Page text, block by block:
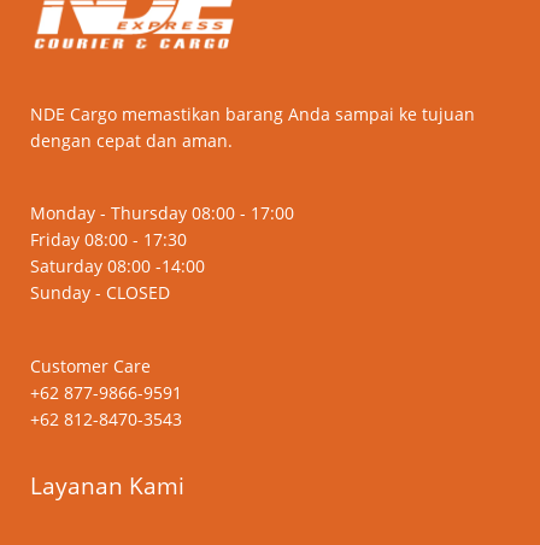
NDE Cargo memastikan barang Anda sampai ke tujuan
dengan cepat dan aman.
Monday - Thursday 08:00 - 17:00
Friday 08:00 - 17:30
Saturday 08:00 -14:00
Sunday - CLOSED
Customer Care
+62 877-9866-9591
+62 812-8470-3543
Layanan Kami